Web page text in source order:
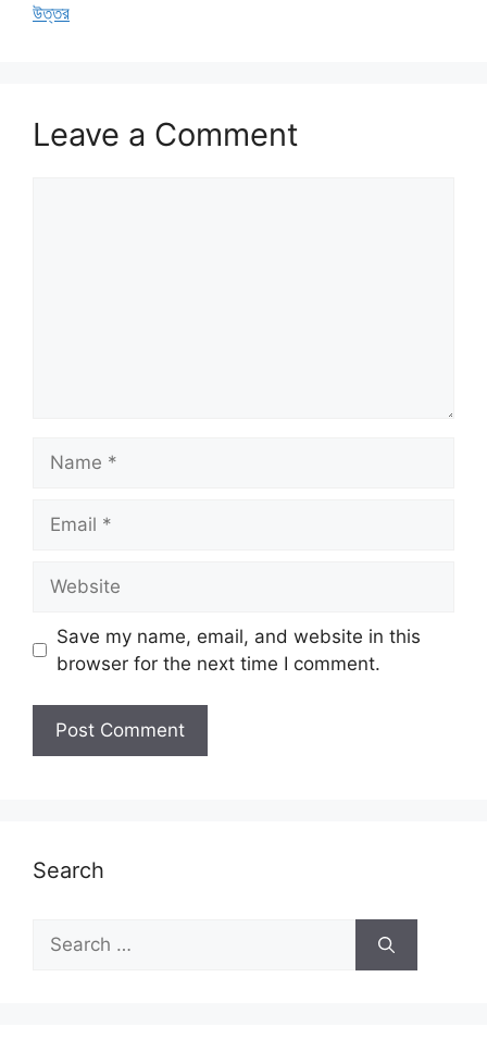
উত্তর
Leave a Comment
Save my name, email, and website in this
browser for the next time I comment.
Search
Search
for: